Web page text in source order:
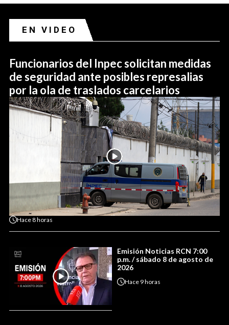
EN VIDEO
Funcionarios del Inpec solicitan medidas
de seguridad ante posibles represalias
por la ola de traslados carcelarios
Hace8 horas
Emisión Noticias RCN 7:00
p.m. / sábado 8 de agosto de
2026
Hace 9 horas